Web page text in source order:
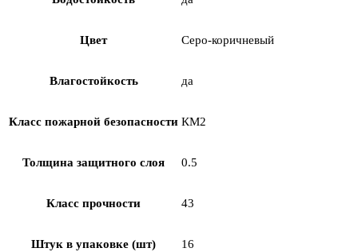
Цвет Серо-коричневый
Влагостойкость да
Класс пожарной безопасности КМ2
Толщина защитного слоя 0.5
Класс прочности 43
Штук в упаковке (шт) 16